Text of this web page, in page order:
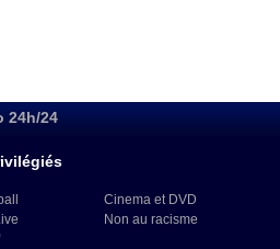
24h/24
Cinema et DVD
Non au racisme